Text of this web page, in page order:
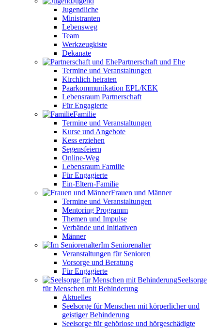
Jugendliche
Ministranten
Lebensweg
Team
Werkzeugkiste
Dekanate
Partnerschaft und Ehe
Termine und Veranstaltungen
Kirchlich heiraten
Paarkommunikation EPL/KEK
Lebensraum Partnerschaft
Für Engagierte
Familie
Termine und Veranstaltungen
Kurse und Angebote
Kess erziehen
Segensfeiern
Online-Weg
Lebensraum Familie
Für Engagierte
Ein-Eltern-Familie
Frauen und Männer
Termine und Veranstaltungen
Mentoring Programm
Themen und Impulse
Verbände und Initiativen
Männer
Im Seniorenalter
Veranstaltungen für Senioren
Vorsorge und Beratung
Für Engagierte
Seelsorge
für Menschen mit Behinderung
Aktuelles
Seelsorge für Menschen mit körperlicher und
geistiger Behinderung
Seelsorge für gehörlose und hörgeschädigte